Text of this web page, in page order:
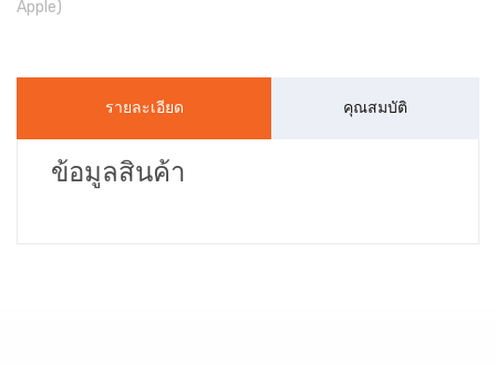
Apple)
รายละเอียด คุณสมบัติ
ข้อมูลสินค้า